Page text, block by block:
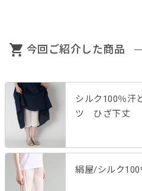
今回ご紹介した商品
シルク100％汗
ツ ひざ下丈
絹屋/シルク